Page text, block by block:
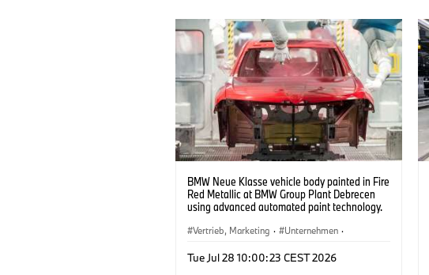
BMW Neue Klasse vehicle body painted in Fire
Red Metallic at BMW Group Plant Debrecen
using advanced automated paint technology.
Vertrieb, Marketing · Unternehmen ·
Tue Jul 28 10:00:23 CEST 2026